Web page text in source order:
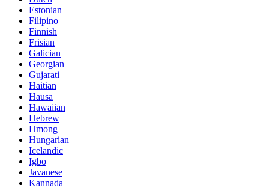
Estonian
Filipino
Finnish
Frisian
Galician
Georgian
Gujarati
Haitian
Hausa
Hawaiian
Hebrew
Hmong
Hungarian
Icelandic
Igbo
Javanese
Kannada